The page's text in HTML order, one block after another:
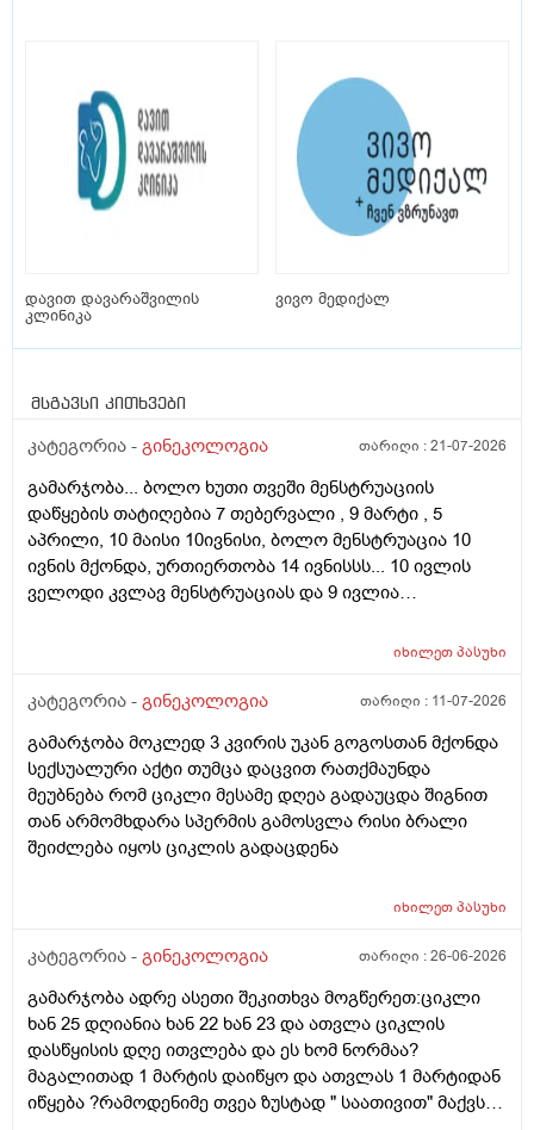
დავით დავარაშვილის
კლინიკა
ვივო მედიქალ
მსგავსი კითხვები
კატეგორია - გინეკოლოგია თარიღი :21-07-2026
გამარჯობა... ბოლო ხუთი თვეში მენსტრუაციის
დაწყების თატიღებია 7 თებერვალი , 9 მარტი , 5
აპრილი, 10 მაისი 10ივნისი, ბოლო მენსტრუაცია 10
ივნის მქონდა, ურთიერთობა 14 ივნისსს... 10 ივლის
ველოდი კვლავ მენსტრუაციას და 9 ივლია
მენსტრუაცია 10 დღეა გადამიცდს,,, ორსულობას არ
თვე გავიდა... 9 ივლის რო დავორსულებოდი როგორ
ტკივილის ხან არა, შარდვის შემდეგ ტკივილი და
შებერილობის შეგრძმება...ჩემით ორციპოლი და
ნოშპაც დავლიეე.... რა უნდა ვქნა
იხილეთპასუხი
კატეგორია - გინეკოლოგია თარიღი : 11-07-2026
გამარჯობა მოკლედ 3 კვირის უკან გოგოსთან მქონდა
სექსუალური აქტი თუმცა დაცვით რათქმაუნდა
მეუბნება რომ ციკლი მესამე დღეა გადაუცდა შიგნით
თან არმომხდარა სპერმის გამოსვლა რისი ბრალი
შეიძლება იყოს ციკლის გადაცდენა
იხილეთპასუხი
კატეგორია - გინეკოლოგია თარიღი :26-06-2026
გამარჯობა ადრე ასეთი შეკითხვა მოგწერეთ:ციკლი
ხან 25 დღიანია ხან 22 ხან 23 და ათვლა ციკლის
დასწყისის დღე ითვლება და ეს ხომ ნორმაა?
მაგალითად 1 მარტის დაიწყო და ათვლას 1 მარტიდან
იწყება ?რამოდენიმე თვეა ზუსტად " საათივით" მაქვს